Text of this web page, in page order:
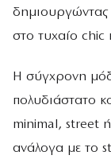
δημιουργώντας
στο τυχαίο chic
Η σύγχρονη
πολυδιάστατο
minimal, street
ανάλογα με το